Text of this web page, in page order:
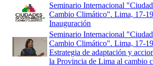
Seminario Internacional
Cambio Climático". Lima, 17-
Inauguración
Seminario Internacional
Cambio Climático". Lima, 17-
Estrategia de adaptación y
la Provincia de Lima al cambio